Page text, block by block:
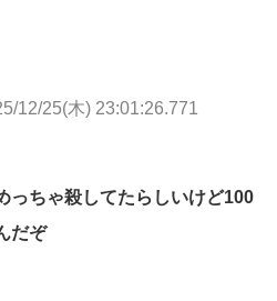
12/25(木) 23:01:26.771
っちゃ殺してたらしいけど100
だぞ